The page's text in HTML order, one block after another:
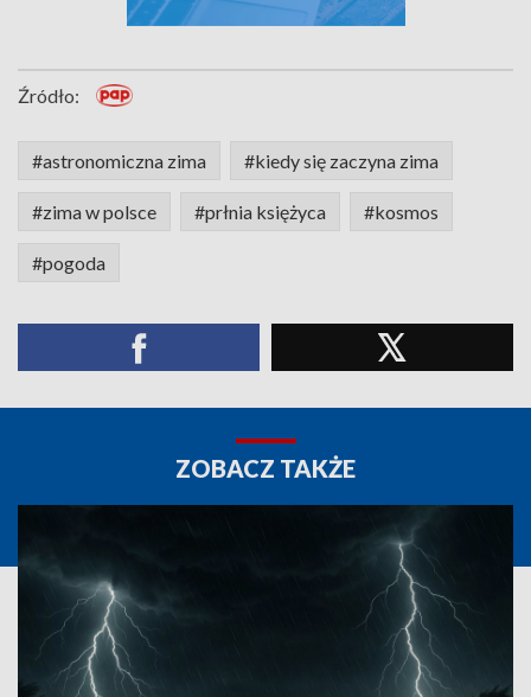
Źródło:
#astronomiczna zima #kiedy się zaczyna zima
#zima w polsce #prłnia księżyca #kosmos
#pogoda
ZOBACZ TAKŻE